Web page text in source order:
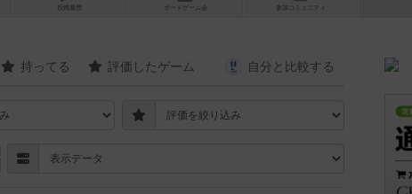
投稿履歴 ボ ドゲ ーム コミュニティ
持ってる 評価したゲーム 自分と 比較する